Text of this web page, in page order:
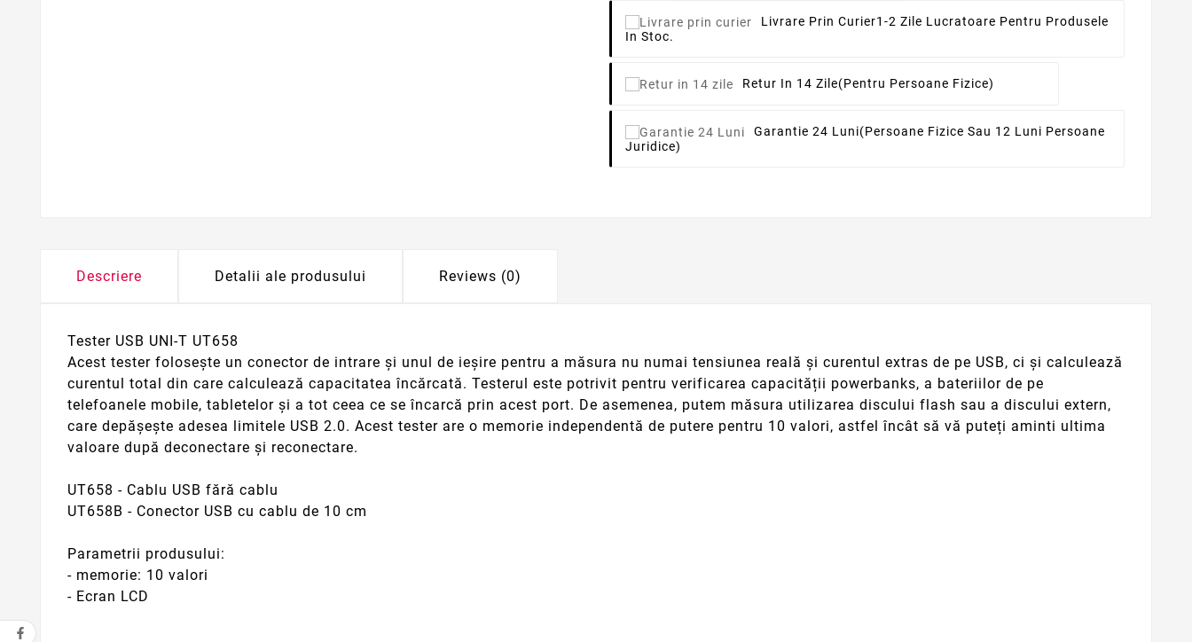
Livrare Prin Curier1-2 Zile Lucratoare Pentru Produsele
In Stoc.
Retur In 14 Zile(pentru Persoane Fizice)
Garantie 24 Luni(persoane Fizice Sau 12 Luni Persoane
Juridice)
Descriere Detalii ale produsului Reviews (0)
Tester USB UNI-T UT658
Acest tester folosește un conector de intrare și unul de ieșire pentru a măsura nu numai tensiunea reală și curentul extras de pe USB, ci și calculează
curentul total din care calculează capacitatea încărcată. Testerul este potrivit pentru verificarea capacității powerbanks, a bateriilor de pe
telefoanele mobile, tabletelor și a tot ceea ce se încarcă prin acest port. De asemenea, putem măsura utilizarea discului flash sau a discului extern,
care depășește adesea limitele USB 2.0. Acest tester are o memorie independentă de putere pentru 10 valori, astfel încât să vă puteți aminti ultima
valoare după deconectare și reconectare.
UT658 - Cablu USB fără cablu
UT658B - Conector USB cu cablu de 10 cm
Parametrii produsului:
- memorie: 10 valori
- Ecran LCD